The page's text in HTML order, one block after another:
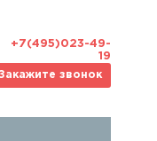
+7(495)023-49-
19
звонок